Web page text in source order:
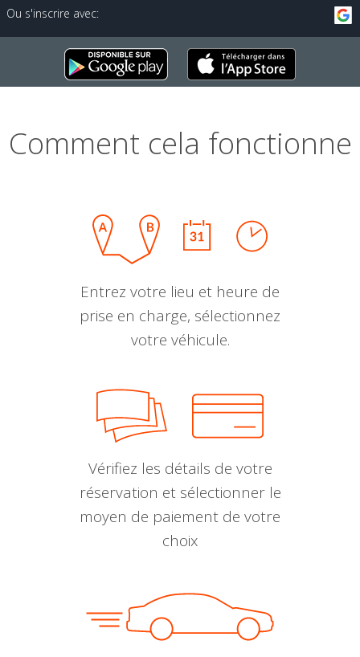
Ou s'inscrire avec:
Comment cela fonctionne
Entrez votre lieu et heure de
prise en charge, sélectionnez
votre véhicule.
Vérifiez les détails de votre
réservation et sélectionner le
moyen de paiement de votre
choix